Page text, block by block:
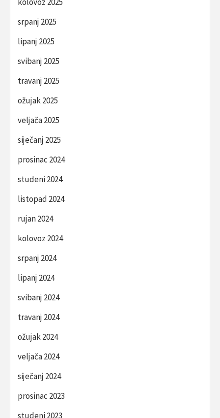
srpanj 2025
lipanj 2025
svibanj 2025
travanj 2025
ožujak 2025
veljača 2025
siječanj 2025
prosinac 2024
studeni 2024
listopad 2024
rujan 2024
kolovoz 2024
srpanj 2024
lipanj 2024
svibanj 2024
travanj 2024
ožujak 2024
veljača 2024
siječanj 2024
prosinac 2023
studeni 2023